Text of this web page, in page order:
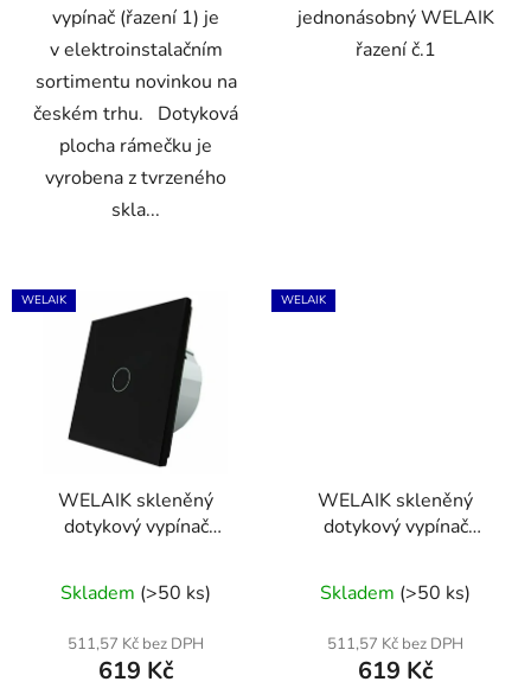
vypínač (řazení 1) je
v elektroinstalačním
sortimentu novinkou na
českém trhu. Dotyková
plocha rámečku je
vyrobena z tvrzeného
skla...
jednonásobný WELAIK
řazení č.1
WELAIK
WELAIK skleněný
dotykový vypínač
Skladem (>50 ks)
511,57 Kč bez DPH
619 Kč
WELAIK
WELAIK skleněný
dotykový vypínač
Skladem (>50 ks)
511,57 Kč bez DPH
619 Kč